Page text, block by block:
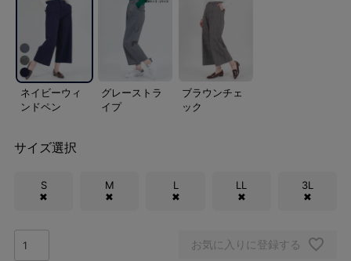
ネイビーウィ
ンドペン
グレーストラ
イプ
ブラウンチェ
ック
サイズ選択
S
✖
M
✖
L
✖
LL
✖
3L
✖
お気に入りに登録する